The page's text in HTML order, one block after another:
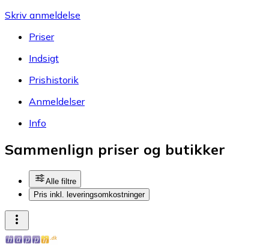
Skriv anmeldelse
Priser
Indsigt
Prishistorik
Anmeldelser
Info
Sammenlign priser og butikker
Alle filtre
Pris inkl. leveringsomkostninger